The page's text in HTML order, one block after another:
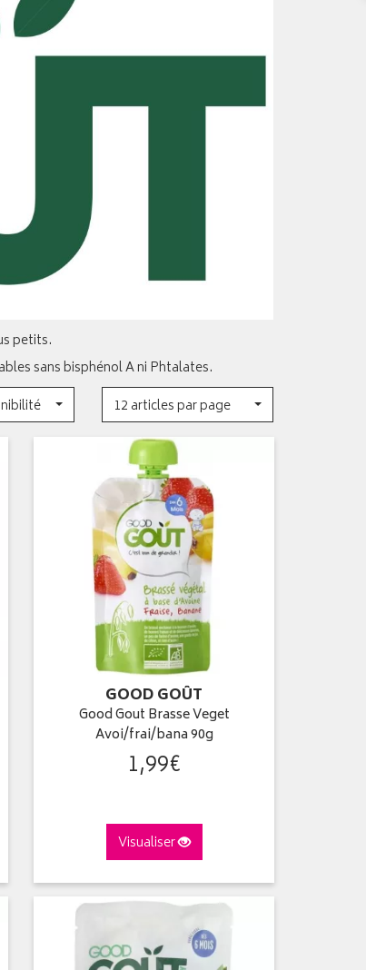
petits.
sans bisphénol A ni Phtalates.
12 articles par page
GOOD GOÛT
Good Gout Brasse Veget
Avoi/frai/bana 90g
1,99€
Visualiser